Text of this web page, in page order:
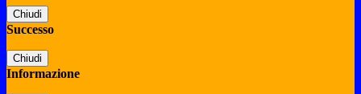
Chiudi
Successo
Chiudi
Informazione